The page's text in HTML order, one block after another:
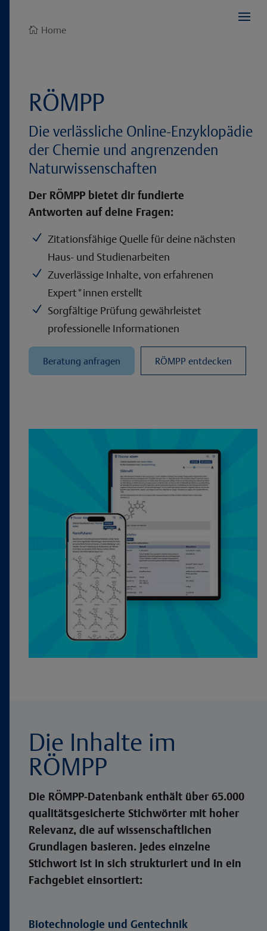
 Home
RÖMPP
Die verlässliche Online-Enzyklopädie
der Chemie und angrenzenden
Naturwissenschaften
Der RÖMPP bietet dir fundierte
Antworten auf deine Fragen:
N Zitationsfähige Quelle für deine nächsten
Haus- und Studienarbeiten
N Zuverlässige Inhalte, von erfahrenen
Expert*innen erstellt
N Sorgfältige Prüfung gewährleistet
professionelle Informationen
Beratung anfragen RÖMPP entdecken
Die Inhalte im
RÖMPP
Die RÖMPP-Datenbank enthält über 65.000
qualitätsgesicherte Stichwörter mit hoher
Relevanz, die auf wissenschaftlichen
Grundlagen basieren. Jedes einzelne
Stichwort ist in sich strukturiert und in ein
Fachgebiet einsortiert:
Biotechnologie und Gentechnik